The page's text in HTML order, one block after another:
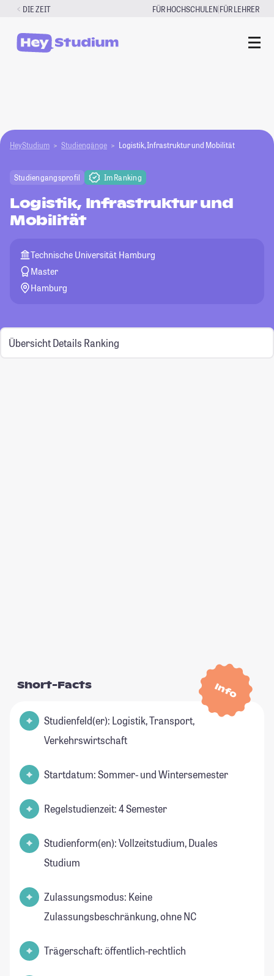
Zum
springen
DIE ZEIT FÜR HOCHSCHULEN|FÜR LEHRER
HeyStudium Studiengänge Logistik, Infrastruktur und Mobilität
Studiengangsprofil Im Ranking
Logistik, Infrastruktur und
Mobilität
Technische Universität Hamburg
Master
Hamburg
Übersicht Details Ranking
Info
Short-Facts
Studienfeld(er): Logistik, Transport,
Verkehrswirtschaft
Startdatum: Sommer- und Wintersemester
Regelstudienzeit: 4 Semester
Studienform(en): Vollzeitstudium, Duales
Studium
Zulassungsmodus: Keine
Zulassungsbeschränkung, ohne NC
Trägerschaft: öffentlich-rechtlich